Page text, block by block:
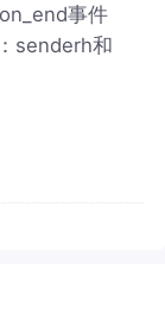
事件
senderh和